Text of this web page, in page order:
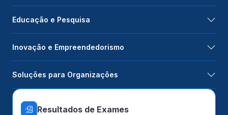
Educação e Pesquisa
Inovação e Empreendedorismo
Soluções para Organizações
Resultados de Exames